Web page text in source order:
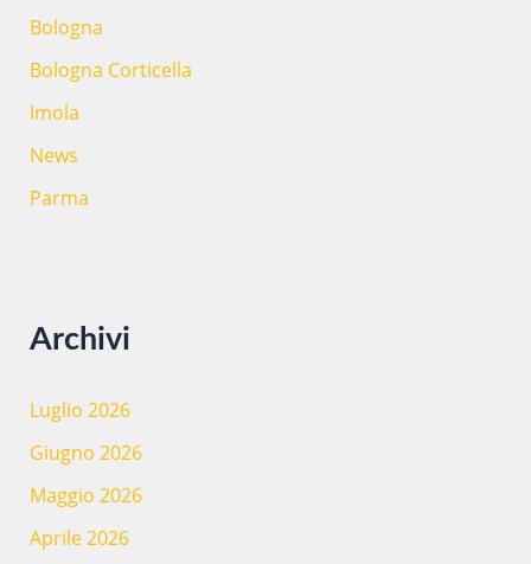
Bologna
Bologna Corticella
Imola
News
Parma
Archivi
Luglio 2026
Giugno 2026
Maggio 2026
Aprile 2026